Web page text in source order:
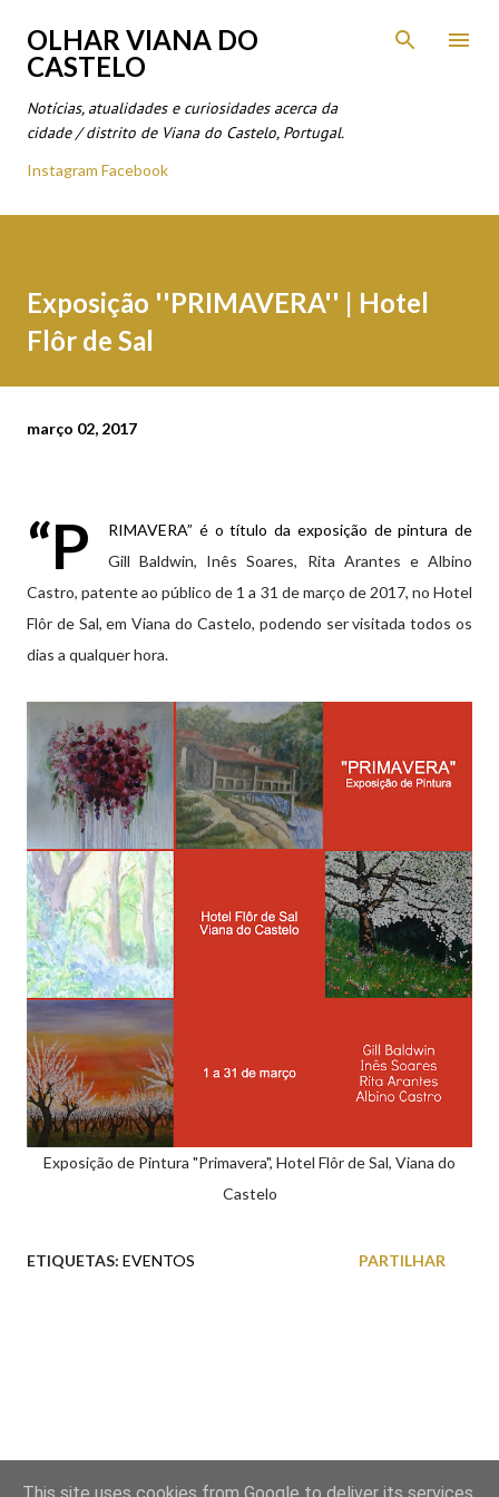
Avançar para o conteúdo principal
OLHAR VIANA DO
CASTELO
Notícias, atualidades e curiosidades acerca da
cidade / distrito de Viana do Castelo, Portugal.
Instagram Facebook
Exposição ''PRIMAVERA'' | Hotel
Flôr de Sal
março 02, 2017
“P
RIMAVERA” é o título da exposição de pintura de
Gill Baldwin, Inês Soares, Rita Arantes e Albino
Castro, patente ao público de 1 a 31 de março de 2017, no Hotel
Flôr de Sal, em Viana do Castelo, podendo ser visitada todos os
dias a qualquer hora.
Exposição de Pintura "Primavera", Hotel Flôr de Sal, Viana do
Castelo
ETIQUETAS: EVENTOS PARTILHAR